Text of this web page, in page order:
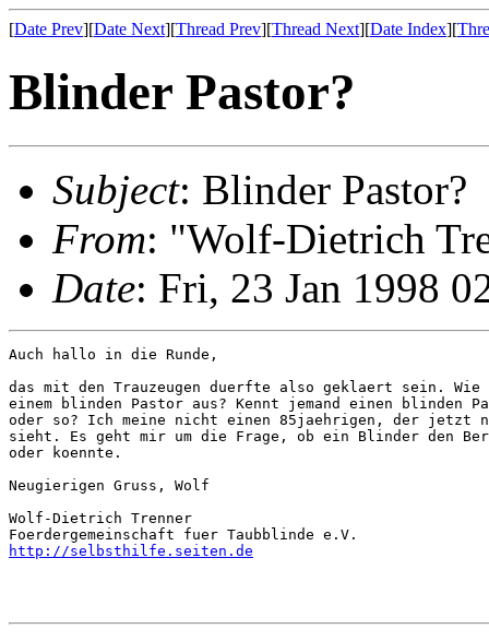
[Date Prev][Date Next][Thread Prev][Thread Next][Date Index][
Blinder Pastor?
Subject: Blinder Pastor?
From: "Wolf-Dietrich
Date: Fri, 23 Jan 1998
Auch hallo in die Runde,
das mit den Trauzeugen duerfte also geklaert sein.
einem blinden Pastor aus? Kennt jemand einen blinden
oder so? Ich meine nicht einen 85jaehrigen, der jetzt
sieht. Es geht mir um die Frage, ob ein Blinder den
oder koennte.
Neugierigen Gruss, Wolf
Wolf-Dietrich Trenner
http://selbsthilfe.seiten.de